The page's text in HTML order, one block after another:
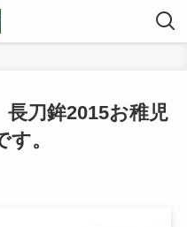
長刀鉾2015お稚児
。